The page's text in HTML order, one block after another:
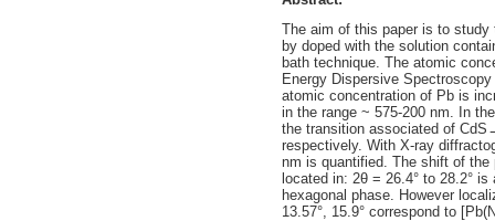
The aim of this paper is to
by doped with the solution
bath technique. The atomic
Energy Dispersive
atomic concentration of Pb is
in the range ~ 575-200 nm. In
the transition associated of
respectively. With X-ray
nm is quantified. The shift of
located in: 2θ = 26.4° to 28.2°
hexagonal phase. However
13.57°, 15.9° correspond to